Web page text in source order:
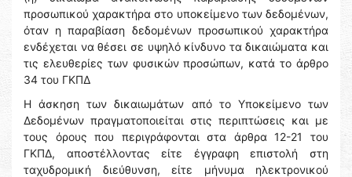
προσωπικού χαρακτήρα στο υποκείμενο των δεδομένων,
όταν η παραβίαση δεδομένων προσωπικού χαρακτήρα
ενδέχεται να θέσει σε υψηλό κίνδυνο τα δικαιώματα και
τις ελευθερίες των φυσικών προσώπων, κατά το άρθρο
34 του ΓΚΠΔ
Η άσκηση των δικαιωμάτων από το Υποκείμενο των
Δεδομένων πραγματοποιείται στις περιπτώσεις και με
τους όρους που περιγράφονται στα άρθρα 12-21 του
ΓΚΠΔ, αποστέλλοντας είτε έγγραφη επιστολή στη
ταχυδρομική διεύθυνση, είτε μήνυμα ηλεκτρονικού